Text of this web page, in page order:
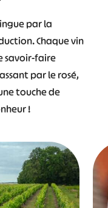
par la
Chaque vin
savoir-faire
par le rosé,
touche de
!